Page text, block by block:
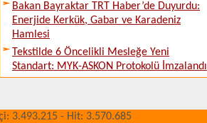
Bakan Bayraktar TRT Haber’de Duyurdu:
Enerjide Kerkük, Gabar ve Karadeniz
Hamlesi
Tekstilde 6 Öncelikli Mesleğe Yeni
Standart: MYK-ASKON Protokolü İmzalandı
3.493.215 - Hit: 3.570.685